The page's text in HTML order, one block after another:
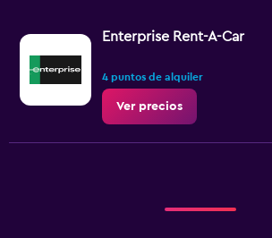
Enterprise Rent-A-Car
4 puntos de alquiler
Ver precios